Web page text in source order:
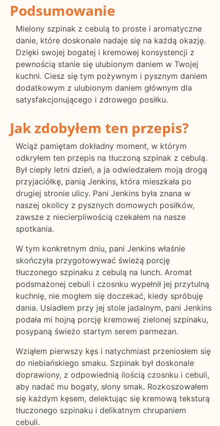
Podsumowanie
Mielony szpinak z cebulą to proste i aromatyczne
danie, które doskonale nadaje się na każdą okazję.
Dzięki swojej bogatej i kremowej konsystencji z
pewnością stanie się ulubionym daniem w Twojej
kuchni. Ciesz się tym pożywnym i pysznym daniem
dodatkowym z ulubionym daniem głównym dla
satysfakcjonującego i zdrowego posiłku.
Jak zdobyłem ten przepis?
Wciąż pamiętam dokładny moment, w którym
odkryłem ten przepis na tłuczoną szpinak z cebulą.
Był ciepły letni dzień, a ja odwiedzałem moją drogą
przyjaciółkę, panią Jenkins, która mieszkała po
drugiej stronie ulicy. Pani Jenkins była znana w
naszej okolicy z pysznych domowych posiłków,
zawsze z niecierpliwością czekałem na nasze
spotkania.
W tym konkretnym dniu, pani Jenkins właśnie
skończyła przygotowywać świeżą porcję
tłuczonego szpinaku z cebulą na lunch. Aromat
podsmażonej cebuli i czosnku wypełnił jej przytulną
kuchnię, nie mogłem się doczekać, kiedy spróbuję
dania. Usiadłem przy jej stole jadalnym, pani Jenkins
podała mi hojną porcję kremowej zielonej szpinaku,
posypaną świeżo startym serem parmezan.
Wziąłem pierwszy kęs i natychmiast przeniosłem się
do niebiańskiego smaku. Szpinak był doskonale
doprawiony, z odpowiednią ilością czosnku i cebuli,
aby nadać mu bogaty, słony smak. Rozkoszowałem
się każdym kęsem, delektując się kremową teksturą
tłuczonego szpinaku i delikatnym chrupaniem
cebuli.